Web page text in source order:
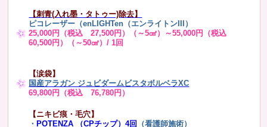
【刺青(入れ墨・タトゥー)除去】
ピコレーザー（enLIGHTen（エンライトンIII）
25,000円（税込 27,500円）（～5㎠）～55,000円（税込
60,500円）（～50㎠）/ 1回
【涙袋】
国産アラガン ジュビダームビスタボルベラXC
69,800円（税込 76,780円）
【ニキビ痕・毛穴】
・ POTENZA （CPチップ）4回 （看護師施術）